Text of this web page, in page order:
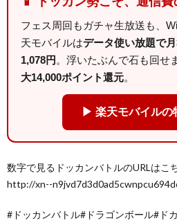
フェス周回もガチャ生放送も、
天モバイルはデータ使い放題で
1,078円 。浮いたぶんで石も回せ
大14,000ポイント還元。
▶ 楽天モバイルの
数字で見るドッカンバトルのURLはこ
http://xn--
#ドッカンバトル#ドラゴンボール#ド